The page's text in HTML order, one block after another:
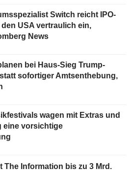
Switch reicht IPO-
USA vertraulich ein,
News
bei Haus-Sieg Trump-
sofortiger Amtsenthebung,
wagen mit Extras und
eine vorsichtige
The Information bis zu 3 Mrd.